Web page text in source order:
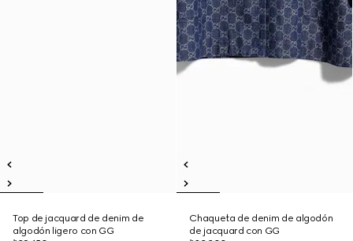
Top de jacquard de denim de
algodón ligero con GG
Chaqueta de denim de algodón
de jacquard con GG